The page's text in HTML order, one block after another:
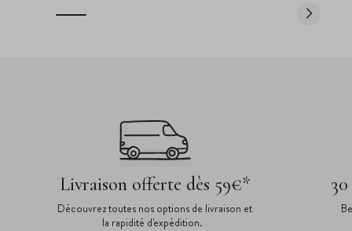
Livraison offerte dès 59€*
Découvrez toutes nos options de livraison et
la rapidité d'expédition.